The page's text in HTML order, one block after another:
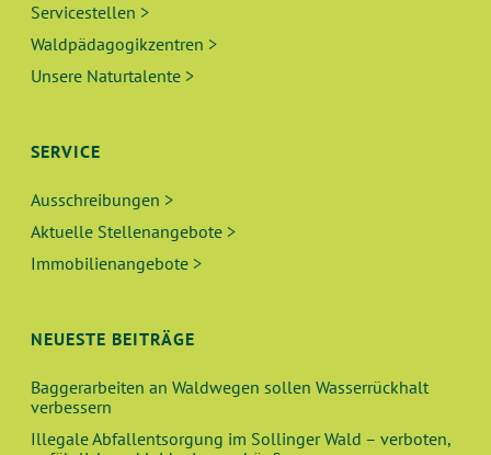
Servicestellen >
Waldpädagogikzentren >
Unsere Naturtalente >
SERVICE
Ausschreibungen >
Aktuelle Stellenangebote >
Immobilienangebote >
NEUESTE BEITRÄGE
Baggerarbeiten an Waldwegen sollen Wasserrückhalt
verbessern
Illegale Abfallentsorgung im Sollinger Wald – verboten,